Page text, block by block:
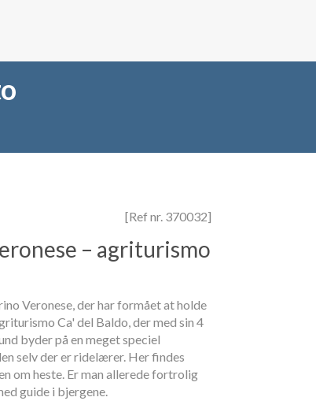
[Ref nr. 370032]
– agriturismo
Veronese, der har formået at holde
Ca' del Baldo, der med sin 4
byder på en meget speciel
selv der er ridelærer. Her findes
om heste. Er man allerede fortrolig
guide i bjergene.